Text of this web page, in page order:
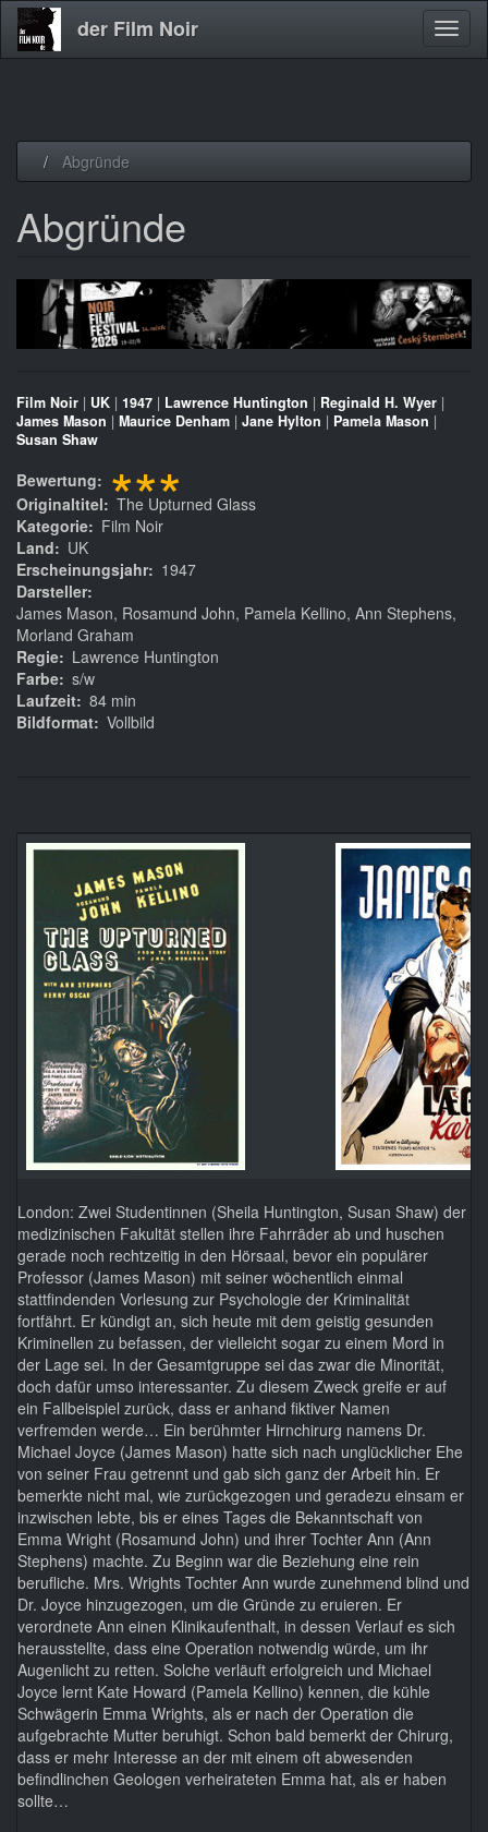
der Film Noir
Abgründe
Abgründe
Film Noir | UK | 1947 | Lawrence Huntington | Reginald H. Wyer |
James Mason | Maurice Denham | Jane Hylton | Pamela Mason |
Susan Shaw
Bewertung ***
Originaltitel
The Upturned Glass
Kategorie
Film Noir
Land
UK
Erscheinungsjahr
1947
Darsteller
James Mason, Rosamund John, Pamela Kellino, Ann Stephens,
Morland Graham
Regie
Lawrence Huntington
Farbe s/w
Laufzeit 84 min
Bildformat Vollbild
London: Zwei Studentinnen (Sheila Huntington, Susan Shaw) der
medizinischen Fakultät stellen ihre Fahrräder ab und huschen
gerade noch rechtzeitig in den Hörsaal, bevor ein populärer
Professor (James Mason) mit seiner wöchentlich einmal
stattfindenden Vorlesung zur Psychologie der Kriminalität
fortfährt. Er kündigt an, sich heute mit dem geistig gesunden
Kriminellen zu befassen, der vielleicht sogar zu einem Mord in
der Lage sei. In der Gesamtgruppe sei das zwar die Minorität,
doch dafür umso interessanter. Zu diesem Zweck greife er auf
ein Fallbeispiel zurück, dass er anhand fiktiver Namen
verfremden werde… Ein berühmter Hirnchirurg namens Dr.
Michael Joyce (James Mason) hatte sich nach unglücklicher Ehe
von seiner Frau getrennt und gab sich ganz der Arbeit hin. Er
bemerkte nicht mal, wie zurückgezogen und geradezu einsam er
inzwischen lebte, bis er eines Tages die Bekanntschaft von
Emma Wright (Rosamund John) und ihrer Tochter Ann (Ann
Stephens) machte. Zu Beginn war die Beziehung eine rein
berufliche. Mrs. Wrights Tochter Ann wurde zunehmend blind und
Dr. Joyce hinzugezogen, um die Gründe zu eruieren. Er
verordnete Ann einen Klinikaufenthalt, in dessen Verlauf es sich
herausstellte, dass eine Operation notwendig würde, um ihr
Augenlicht zu retten. Solche verläuft erfolgreich und Michael
Joyce lernt Kate Howard (Pamela Kellino) kennen, die kühle
Schwägerin Emma Wrights, als er nach der Operation die
aufgebrachte Mutter beruhigt. Schon bald bemerkt der Chirurg,
dass er mehr Interesse an der mit einem oft abwesenden
befindlinchen Geologen verheirateten Emma hat, als er haben
sollte…